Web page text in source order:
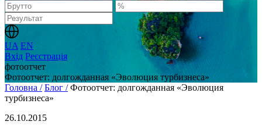
UA EN
Вхід Реєстрація
фотоотчет
Фотоотчет: долгожданная «Эволюция турбизнеса»
Головна / Блог / Фотоотчет: долгожданная «Эволюция
турбизнеса»
26.10.2015